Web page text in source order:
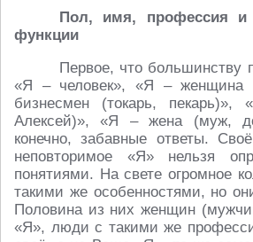
Пол, имя, профессия и
функции
Первое, что большинству
«Я – человек», «Я – женщина
бизнесмен (токарь,
Алексей)», «Я – жена (муж,
конечно, забавные ответы.
неповторимое «Я» нельзя
понятиями. На свете огромное
такими же особенностями, но
Половина из них женщин
«Я», люди с такими же